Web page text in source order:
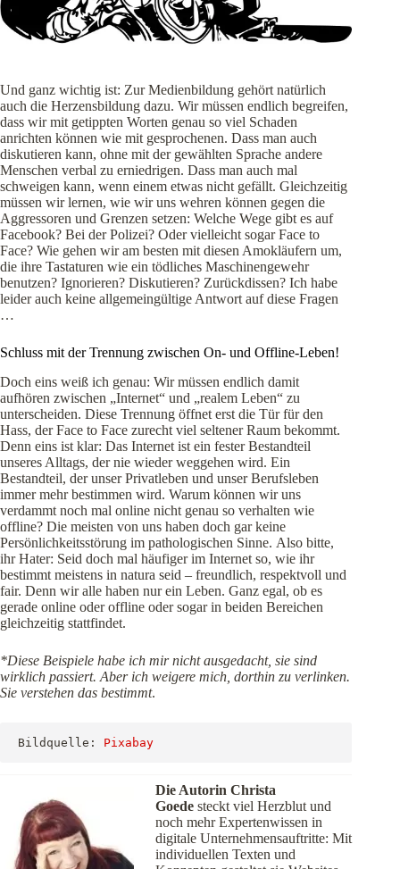
Und ganz wichtig ist: Zur Medienbildung gehört natürlich
auch die Herzensbildung dazu. Wir müssen endlich begreifen,
dass wir mit getippten Worten genau so viel Schaden
anrichten können wie mit gesprochenen. Dass man auch
diskutieren kann, ohne mit der gewählten Sprache andere
Menschen verbal zu erniedrigen. Dass man auch mal
schweigen kann, wenn einem etwas nicht gefällt. Gleichzeitig
müssen wir lernen, wie wir uns wehren können gegen die
Aggressoren und Grenzen setzen: Welche Wege gibt es auf
Facebook? Bei der Polizei? Oder vielleicht sogar Face to
Face? Wie gehen wir am besten mit diesen Amokläufern um,
die ihre Tastaturen wie ein tödliches Maschinengewehr
benutzen? Ignorieren? Diskutieren? Zurückdissen? Ich habe
leider auch keine allgemeingültige Antwort auf diese Fragen
…
Schluss mit der Trennung zwischen On- und Offline-Leben!
Doch eins weiß ich genau: Wir müssen endlich damit
aufhören zwischen „Internet“ und „realem Leben“ zu
unterscheiden. Diese Trennung öffnet erst die Tür für den
Hass, der Face to Face zurecht viel seltener Raum bekommt.
Denn eins ist klar: Das Internet ist ein fester Bestandteil
unseres Alltags, der nie wieder weggehen wird. Ein
Bestandteil, der unser Privatleben und unser Berufsleben
immer mehr bestimmen wird. Warum können wir uns
verdammt noch mal online nicht genau so verhalten wie
offline? Die meisten von uns haben doch gar keine
Persönlichkeitsstörung im pathologischen Sinne. Also bitte,
ihr Hater: Seid doch mal häufiger im Internet so, wie ihr
bestimmt meistens in natura seid – freundlich, respektvoll und
fair. Denn wir alle haben nur ein Leben. Ganz egal, ob es
gerade online oder offline oder sogar in beiden Bereichen
gleichzeitig stattfindet.
*Diese Beispiele habe ich mir nicht ausgedacht, sie sind
wirklich passiert. Aber ich weigere mich, dorthin zu verlinken.
Sie verstehen das bestimmt.
Bildquelle: Pixabay
Die Autorin Christa
Goede steckt viel Herzblut und
noch mehr Expertenwissen in
digitale Unternehmensauftritte: Mit
individuellen Texten und